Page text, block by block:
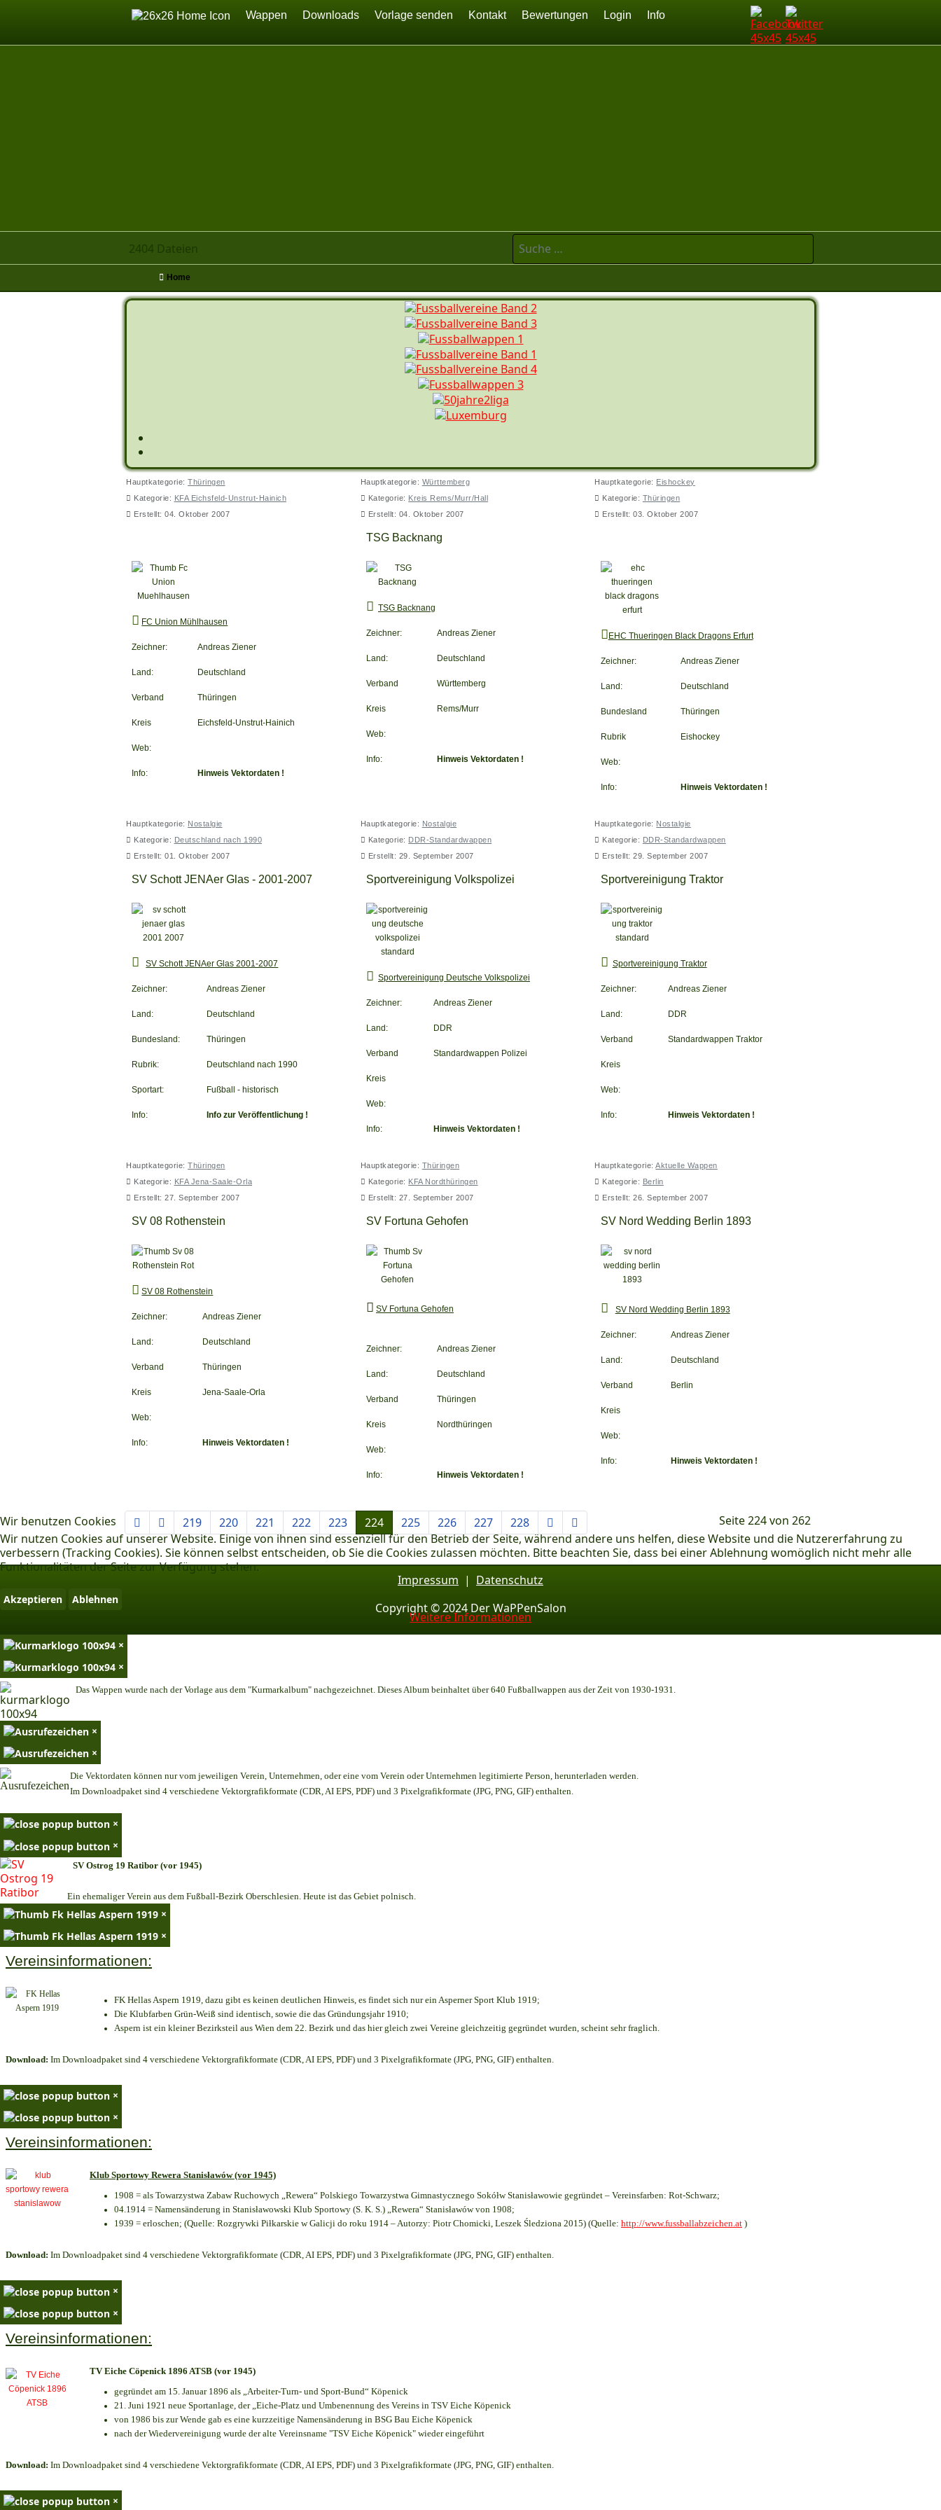
Home
Wappen Downloads Vorlage senden Kontakt Bewertungen Login Info
2404 Dateien
Suchen
Home
Hauptkategorie: Thüringen
Kategorie: KFA Eichsfeld-Unstrut-Hainich
Erstellt: 04. Oktober 2007
FC Union Mühlhausen
Zeichner: Andreas Ziener
Land: Deutschland
Verband Thüringen
Kreis Eichsfeld-Unstrut-Hainich
Web:
Info: Hinweis Vektordaten !
Hauptkategorie: Württemberg
Kategorie: Kreis Rems/Murr/Hall
Erstellt: 04. Oktober 2007
TSG Backnang
TSG Backnang
Zeichner: Andreas Ziener
Land: Deutschland
Verband Württemberg
Kreis Rems/Murr
Web:
Info: Hinweis Vektordaten !
Hauptkategorie: Eishockey
Kategorie: Thüringen
Erstellt: 03. Oktober 2007
EHC Thueringen Black Dragons Erfurt
Zeichner: Andreas Ziener
Land: Deutschland
Bundesland Thüringen
Rubrik Eishockey
Web:
Info: Hinweis Vektordaten !
Hauptkategorie: Nostalgie
Kategorie: Deutschland nach 1990
Erstellt: 01. Oktober 2007
SV Schott JENAer Glas - 2001-2007
SV Schott JENAer Glas 2001-2007
Zeichner: Andreas Ziener
Land: Deutschland
Bundesland: Thüringen
Rubrik: Deutschland nach 1990
Sportart: Fußball - historisch
Info: Info zur Veröffentlichung !
Hauptkategorie: Nostalgie
Kategorie: DDR-Standardwappen
Erstellt: 29. September 2007
Sportvereinigung Volkspolizei
Sportvereinigung Deutsche Volkspolizei
Zeichner: Andreas Ziener
Land: DDR
Verband Standardwappen Polizei
Kreis
Web:
Info: Hinweis Vektordaten !
Hauptkategorie: Nostalgie
Kategorie: DDR-Standardwappen
Erstellt: 29. September 2007
Sportvereinigung Traktor
Sportvereinigung Traktor
Zeichner: Andreas Ziener
Land: DDR
Verband Standardwappen Traktor
Kreis
Web:
Info: Hinweis Vektordaten !
Hauptkategorie: Thüringen
Kategorie: KFA Jena-Saale-Orla
Erstellt: 27. September 2007
SV 08 Rothenstein
SV 08 Rothenstein
Zeichner: Andreas Ziener
Land: Deutschland
Verband Thüringen
Kreis Jena-Saale-Orla
Web:
Info: Hinweis Vektordaten !
Hauptkategorie: Thüringen
Kategorie: KFA Nordthüringen
Erstellt: 27. September 2007
SV Fortuna Gehofen
SV Fortuna Gehofen
Zeichner: Andreas Ziener
Land: Deutschland
Verband Thüringen
Kreis Nordthüringen
Web:
Info: Hinweis Vektordaten !
Hauptkategorie:Aktuelle Wappen
Kategorie: Berlin
Erstellt: 26. September 2007
SV Nord Wedding Berlin 1893
SV Nord Wedding Berlin 1893
Zeichner: Andreas Ziener
Land: Deutschland
Verband Berlin
Kreis
Web:
Info: Hinweis Vektordaten !
Seite 224 von 262
219 220 221 222 223 224 225 226 227 228
Impressum | Datenschutz
Copyright © 2024 Der WaPPenSalon
Wir benutzen Cookies
Wir nutzen Cookies auf unserer Website. Einige von ihnen sind essenziell für den Betrieb der Seite, während andere uns helfen, diese Website und die Nutzererfahrung zu
verbessern (Tracking Cookies). Sie können selbst entscheiden, ob Sie die Cookies zulassen möchten. Bitte beachten Sie, dass bei einer Ablehnung womöglich nicht mehr alle
Funktionalitäten der Seite zur Verfügung stehen.
Akzeptieren Ablehnen
Weitere Informationen
×
×
Das Wappen wurde nach der Vorlage aus dem "Kurmarkalbum" nachgezeichnet. Dieses Album beinhaltet über 640 Fußballwappen aus der Zeit von 1930-1931.
×
×
Die Vektordaten können nur vom jeweiligen Verein, Unternehmen, oder eine vom Verein oder Unternehmen legitimierte Person, herunterladen werden.
Im Downloadpaket sind 4 verschiedene Vektorgrafikformate (CDR, AI EPS, PDF) und 3 Pixelgrafikformate (JPG, PNG, GIF) enthalten.
×
×
SV Ostrog 19 Ratibor (vor 1945)
Ein ehemaliger Verein aus dem Fußball-Bezirk Oberschlesien. Heute ist das Gebiet polnisch.
×
×
Vereinsinformationen:
FK Hellas Aspern 1919, dazu gibt es keinen deutlichen Hinweis, es findet sich nur ein Asperner Sport Klub 1919;
Die Klubfarben Grün-Weiß sind identisch, sowie die das Gründungsjahr 1910;
Aspern ist ein kleiner Bezirksteil aus Wien dem 22. Bezirk und das hier gleich zwei Vereine gleichzeitig gegründet wurden, scheint sehr fraglich.
Download: Im Downloadpaket sind 4 verschiedene Vektorgrafikformate (CDR, AI EPS, PDF) und 3 Pixelgrafikformate (JPG, PNG, GIF) enthalten.
×
×
Vereinsinformationen:
Klub Sportowy Rewera Stanisławów (vor 1945)
1908 = als Towarzystwa Zabaw Ruchowych „Rewera“ Polskiego Towarzystwa Gimnastycznego Sokółw Stanisławowie gegründet – Vereinsfarben: Rot-Schwarz;
04.1914 = Namensänderung in Stanisławowski Klub Sportowy (S. K. S.) „Rewera“ Stanisławów von 1908;
1939 = erloschen; (Quelle: Rozgrywki Piłkarskie w Galicji do roku 1914 – Autorzy: Piotr Chomicki, Leszek Śledziona 2015) (Quelle: http://www.fussballabzeichen.at )
Download: Im Downloadpaket sind 4 verschiedene Vektorgrafikformate (CDR, AI EPS, PDF) und 3 Pixelgrafikformate (JPG, PNG, GIF) enthalten.
×
×
Vereinsinformationen:
TV Eiche Cöpenick 1896 ATSB (vor 1945)
gegründet am 15. Januar 1896 als „Arbeiter-Turn- und Sport-Bund“ Köpenick
21. Juni 1921 neue Sportanlage, der „Eiche-Platz und Umbenennung des Vereins in TSV Eiche Köpenick
von 1986 bis zur Wende gab es eine kurzzeitige Namensänderung in BSG Bau Eiche Köpenick
nach der Wiedervereinigung wurde der alte Vereinsname "TSV Eiche Köpenick" wieder eingeführt
Download: Im Downloadpaket sind 4 verschiedene Vektorgrafikformate (CDR, AI EPS, PDF) und 3 Pixelgrafikformate (JPG, PNG, GIF) enthalten.
×